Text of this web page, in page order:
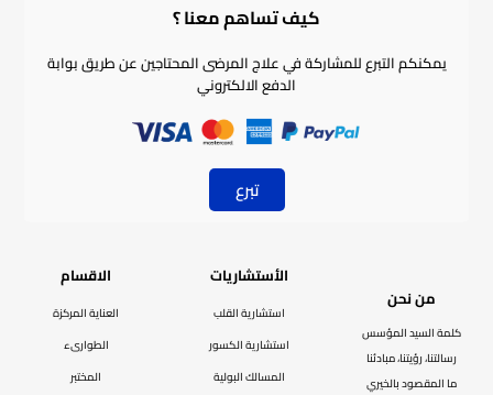
الاقسام
العناية المركزة
الطوارىء
المختبر
الأستشاريات
استشارية القلب
استشارية الكسور
المسالك البولية
من نحن
كلمة السيد المؤسس
رسالتنا، رؤيتنا، مبادئنا
ما المقصود بالخيري
كيف تساهم معنا ؟​
يمكنكم التبرع للمشاركة في علاج المرضى المحتاجين عن طريق بوابة
الدفع الالكتروني
تبرع